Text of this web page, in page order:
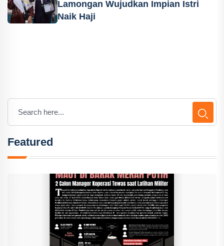
Lamongan Wujudkan Impian Istri
Naik Haji
Featured